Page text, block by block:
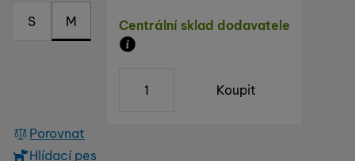
Tyto cookies nám umožňují měření výkonu našeho webu i
našich reklamních kampaní. Jejich pomocí určujeme počet
získaná pomocí těchto cookies zpracováváme souhrnně a
anonymně, takže nejsme schopni identifikovat konkrétní
Marketingovéabychom vás neobtěžovali nevhodnou
Marketingové cookies používáme my nebo naši partneři,
abychom vám mohli zobrazit vhodné obsahy nebo reklamy jak
S M Dostupnost
Centrální sklad dodavatele
Koupit
Porovnat
Hlídací pes